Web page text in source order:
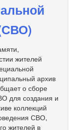
жителей
архив
о сборе
для создания и
коллекций
СВО,
жителей в